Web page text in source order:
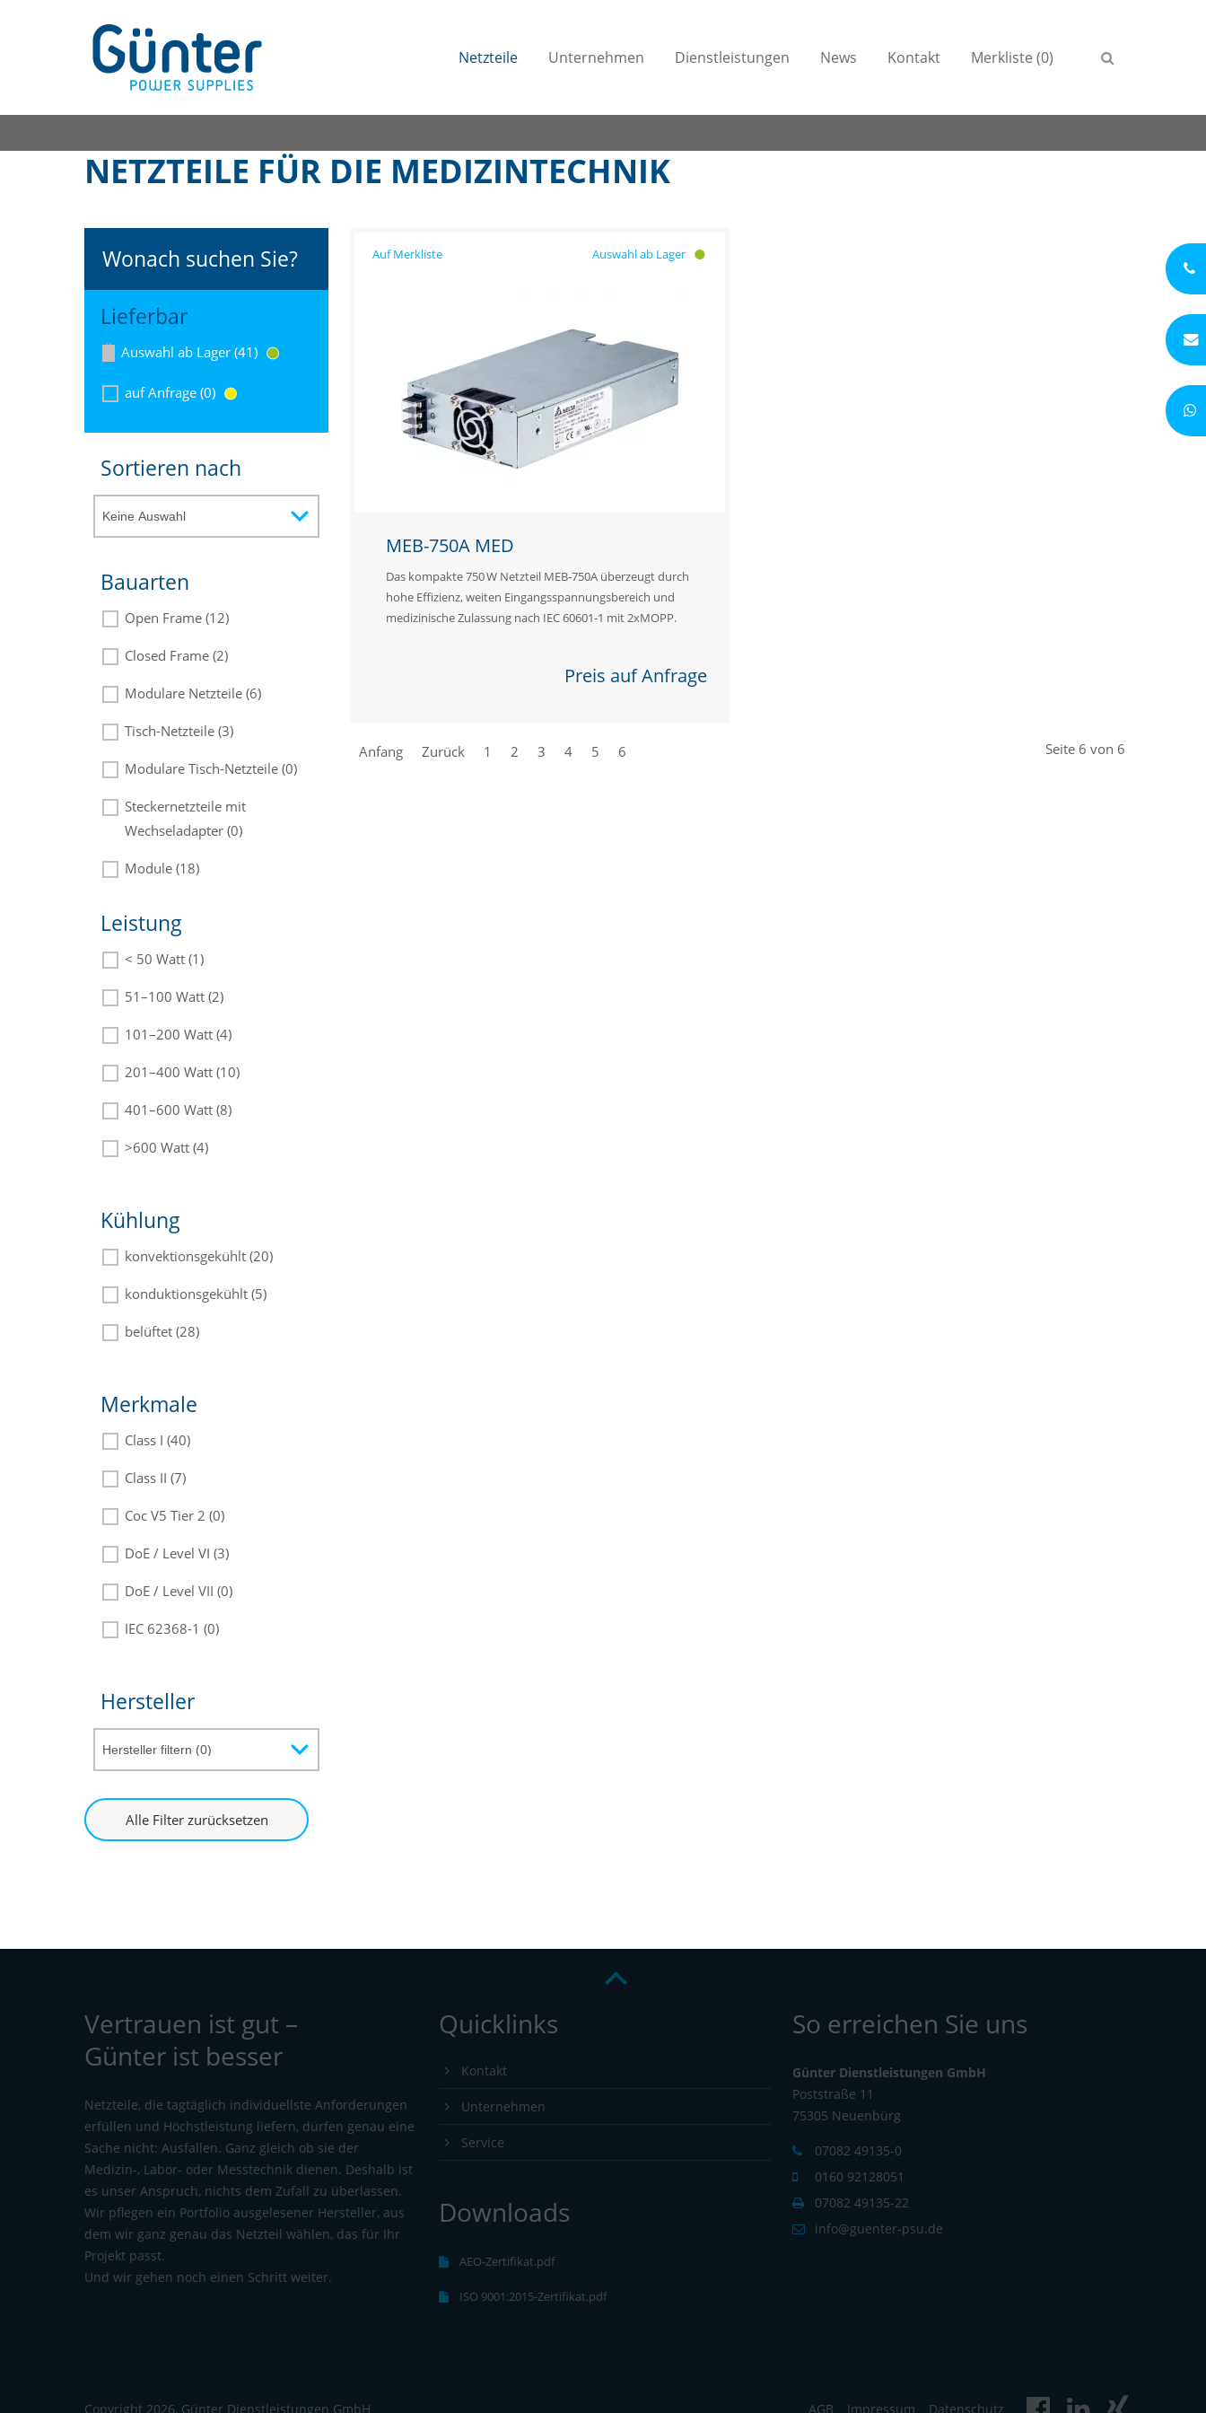
Netzteile Unternehmen Dienstleistungen News Kontakt Merkliste (0)
NETZTEILE FÜR DIE MEDIZINTECHNIK
Wonach suchen Sie?
Lieferbar
Auswahl ab Lager (41)
auf Anfrage (0)
Sortieren nach
Bauarten
Open Frame (12)
Closed Frame (2)
Modulare Netzteile (6)
Tisch-Netzteile (3)
Modulare Tisch-Netzteile (0)
Steckernetzteile mit
Wechseladapter (0)
Module (18)
Die passenden Netzteile finden Sie
in der Beschreibung.
Leistung
< 50 Watt (1)
51–100 Watt (2)
101–200 Watt (4)
201–400 Watt (10)
401–600 Watt (8)
>600 Watt (4)
Kühlung
konvektionsgekühlt (20)
konduktionsgekühlt (5)
belüftet (28)
Merkmale
Class I (40)
Class II (7)
Coc V5 Tier 2 (0)
DoE / Level VI (3)
DoE / Level VII (0)
IEC 62368-1 (0)
Hersteller
Alle Filter zurücksetzen
Auswahl ab Lager
MEB-750A MED
Das kompakte 750 W Netzteil MEB‑750A überzeugt durch
hohe Effizienz, weiten Eingangsspannungsbereich und
medizinische Zulassung nach IEC 60601‑1 mit 2xMOPP.
Preis auf Anfrage
Seite 6 von 6
Anfang Zurück 1 2 3 4 5 6
Vertrauen ist gut –
Günter ist besser
Netzteile, die tagtäglich individuellste Anforderungen
erfüllen und Höchstleistung liefern, dürfen genau eine
Sache nicht: Ausfallen. Ganz gleich ob sie der
Medizin-, Labor- oder Messtechnik dienen. Deshalb ist
es unser Anspruch, nichts dem Zufall zu überlassen.
Wir pflegen ein Portfolio ausgelesener Hersteller, aus
dem wir ganz genau das Netzteil wählen, das für Ihr
Projekt passt.
Und wir gehen noch einen Schritt weiter.
Quicklinks
Kontakt
Unternehmen
Service
Downloads
AEO-Zertifikat.pdf
ISO 9001:2015-Zertifikat.pdf
So erreichen Sie uns
Günter Dienstleistungen GmbH
Poststraße 11
75305 Neuenbürg
07082 49135-0
0160 92128051
07082 49135-22
info@guenter-psu.de
Copyright 2026, Günter Dienstleistungen GmbH AGB Impressum Datenschutz